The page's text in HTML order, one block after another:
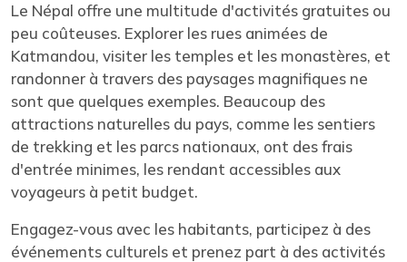
Le Népal offre une multitude d'activités gratuites ou
peu coûteuses. Explorer les rues animées de
Katmandou, visiter les temples et les monastères, et
randonner à travers des paysages magnifiques ne
sont que quelques exemples. Beaucoup des
attractions naturelles du pays, comme les sentiers
de trekking et les parcs nationaux, ont des frais
d'entrée minimes, les rendant accessibles aux
voyageurs à petit budget.
Engagez-vous avec les habitants, participez à des
événements culturels et prenez part à des activités